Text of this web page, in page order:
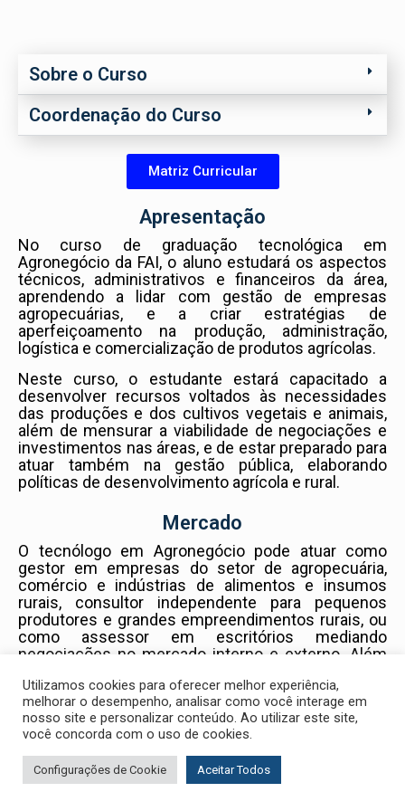
Apresentação
No curso de graduação tecnológica em
Agronegócio da FAI, o aluno estudará os aspectos
técnicos, administrativos e financeiros da área,
aprendendo a lidar com gestão de empresas
agropecuárias, e a criar estratégias de
aperfeiçoamento na produção, administração,
logística e comercialização de produtos agrícolas.
Neste curso, o estudante estará capacitado a
desenvolver recursos voltados às necessidades
das produções e dos cultivos vegetais e animais,
além de mensurar a viabilidade de negociações e
investimentos nas áreas, e de estar preparado para
atuar também na gestão pública, elaborando
políticas de desenvolvimento agrícola e rural.
Mercado
O tecnólogo em Agronegócio pode atuar como
gestor em empresas do setor de agropecuária,
comércio e indústrias de alimentos e insumos
rurais, consultor independente para pequenos
produtores e grandes empreendimentos rurais, ou
como assessor em escritórios mediando
negociações no mercado interno e externo. Além
criando políticas de promoção e desenvolvimento
da agricultura.
Sobre o Curso
Coordenação do Curso
Matriz Curricular
Utilizamos cookies para oferecer melhor experiência,
melhorar o desempenho, analisar como você interage em
nosso site e personalizar conteúdo. Ao utilizar este site,
você concorda com o uso de cookies.
Configurações de Cookie Aceitar Todos